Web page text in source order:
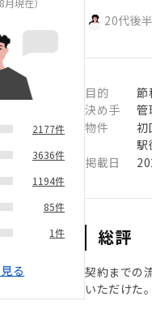
現在）
2177件
3636件
1194件
85件
1件
る
20代後半
目的
節
決め手
管
物件
初
駅
掲載日
総評
契約までの
いただけた